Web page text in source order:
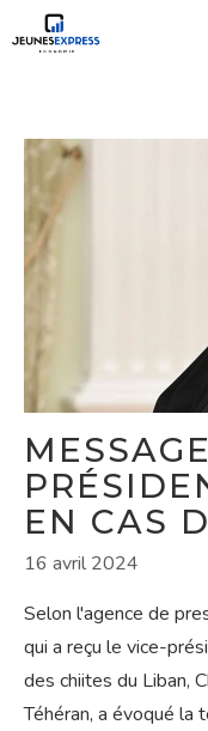
au
EN CAS
16 avril 2024
Selon l'agence de
qui a reçu le vice-
des chiites du Liban,
Téhéran, a évoqué la